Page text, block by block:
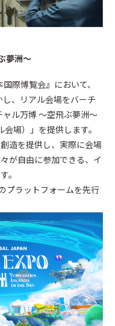
夢洲～
際博覧会』において、
、リアル会場をバーチ
ル万博 ～空飛ぶ夢洲～
場）」を提供します。
造を提供し、実際に会場
が自由に参加できる、イ
。
プラットフォームを先行